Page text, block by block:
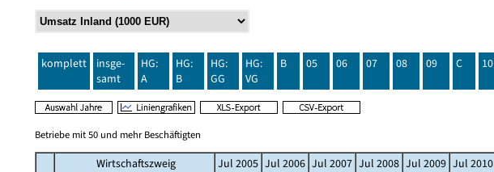
komplett
insge-
samt
HG:
A
HG:
B
HG:
GG
HG:
VG
B 05 06 07 08 09 C 10
Betriebe mit 50 und mehr Beschäftigten
Wirtschaftszweig Jul 2005 Jul 2006 Jul 2007 Jul 2008 Jul 2009 Jul 2010